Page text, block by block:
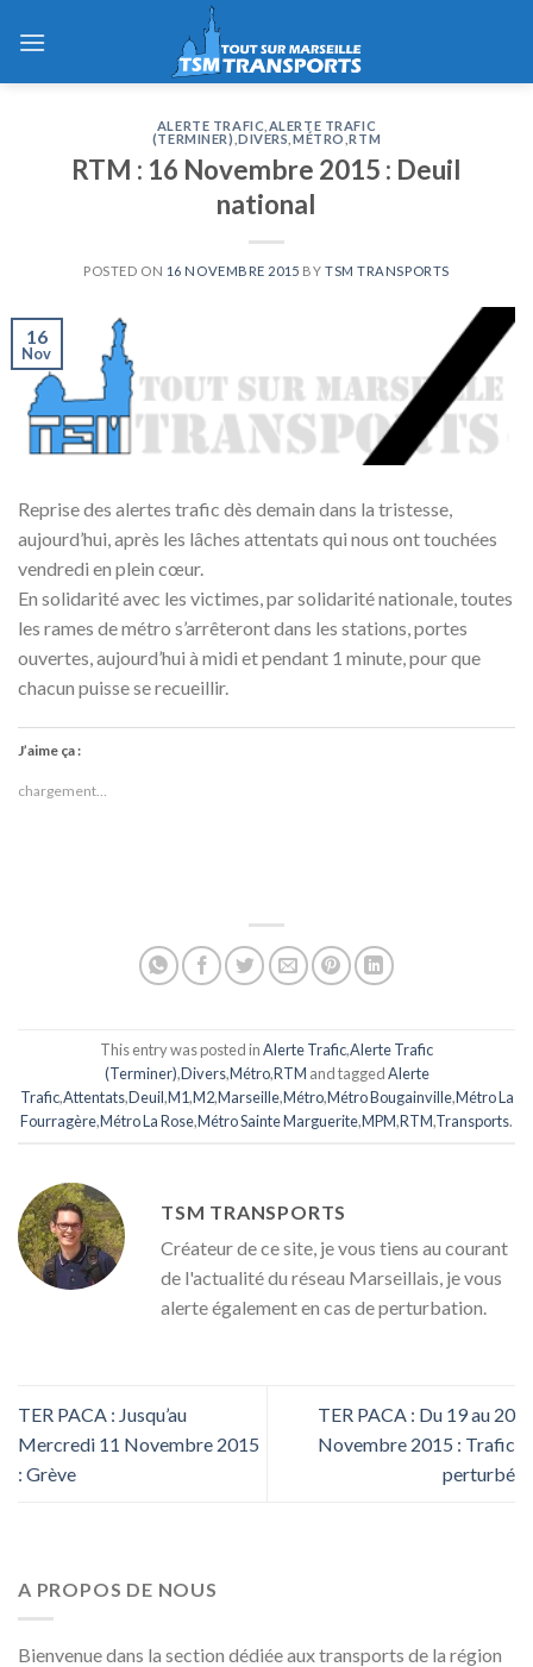
ALERTE TRAFIC ALERTE TRAFIC
(TERMINER) ,DIVERS ,MÉTRO ,RTM
RTM : 16 Novembre 2015 : Deuil
national
POSTED ON 16 NOVEMBRE 2015 BY TSM TRANSPORTS
16
Nov
Reprise des alertes trafic dès demain dans la tristesse,
aujourd’hui, après les lâches attentats qui nous ont touchées
vendredi en plein cœur.
En solidarité avec les victimes, par solidarité nationale, toutes
les rames de métro s’arrêteront dans les stations, portes
ouvertes, aujourd’hui à midi et pendant 1 minute, pour que
chacun puisse se recueillir.
J’aime ça :
chargement…
This entry was posted inAlerte Trafic,Alerte Trafic
(Terminer),Divers,Métro,RTM and taggedAlerte
Trafic,Attentats,Deuil,M1,M2,Marseille,Métro,Métro Bougainville,Métro La
Fourragère,Métro La Rose,Métro Sainte Marguerite,MPM,RTM,Transports.
TSM TRANSPORTS
Créateur de ce site, je vous tiens au courant
de l'actualité du réseau Marseillais, je vous
alerte également en cas de perturbation.
TER PACA : Jusqu’au
Mercredi 11 Novembre 2015
: Grève
TER PACA : Du 19 au 20
Novembre 2015 : Trafic
perturbé
A PROPOS DE NOUS
Bienvenue dans la section dédiée aux transports de la région